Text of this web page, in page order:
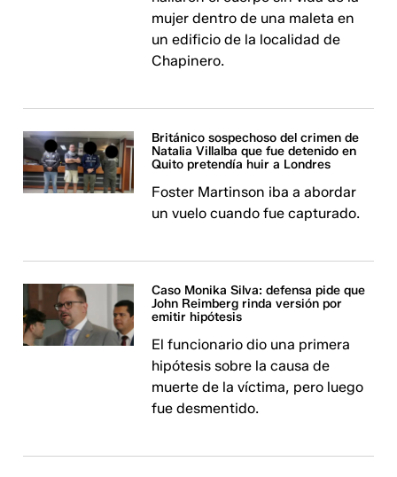
mujer dentro de una maleta en
un edificio de la localidad de
Chapinero.
Británico sospechoso del crimen de
Natalia Villalba que fue detenido en
Quito pretendía huir a Londres
Foster Martinson iba a abordar
un vuelo cuando fue capturado.
Caso Monika Silva: defensa pide que
John Reimberg rinda versión por
emitir hipótesis
El funcionario dio una primera
hipótesis sobre la causa de
muerte de la víctima, pero luego
fue desmentido.